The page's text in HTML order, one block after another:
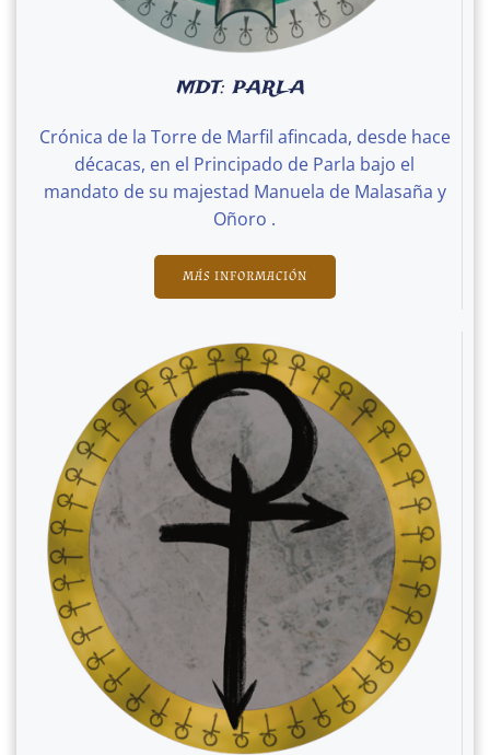
MDT: PARLA
Crónica de la Torre de Marfil afincada, desde hace
décacas, en el Principado de Parla bajo el
mandato de su majestad Manuela de Malasaña y
Oñoro .
MÁS INFORMACIÓN